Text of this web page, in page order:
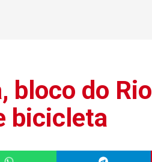
bloco do Rio
bicicleta